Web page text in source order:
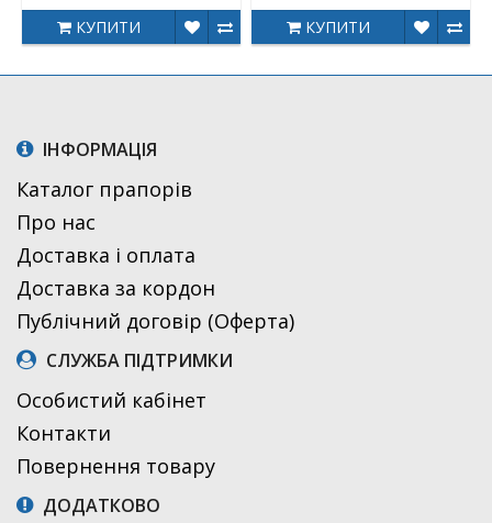
КУПИТИ КУПИТИ
ІНФОРМАЦІЯ
Каталог прапорів
Про нас
Доставка і оплата
Доставка за кордон
Публічний договір (Оферта)
СЛУЖБА ПІДТРИМКИ
Особистий кабінет
Контакти
Повернення товару
ДОДАТКОВО